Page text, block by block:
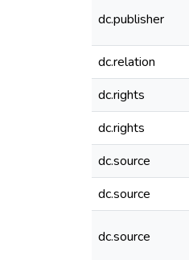
dc.publisher
dc.relation
dc.rights
dc.rights
dc.source
dc.source
dc.source